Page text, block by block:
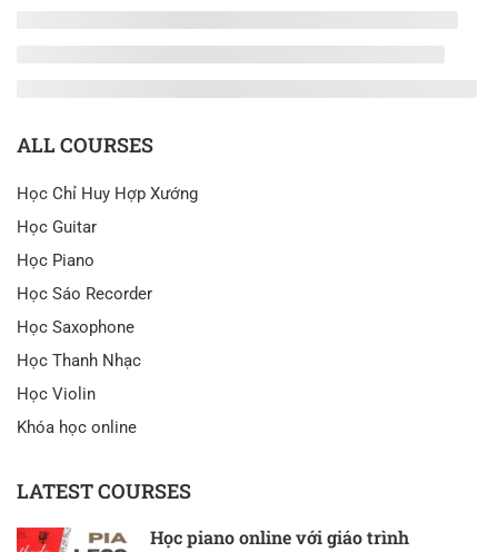
ALL COURSES
Học Chỉ Huy Hợp Xướng
Học Guitar
Học Piano
Học Sáo Recorder
Học Saxophone
Học Thanh Nhạc
Học Violin
Khóa học online
LATEST COURSES
Học piano online với giáo trình